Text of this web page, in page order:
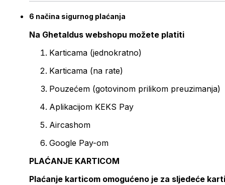
6 načina sigurnog plaćanja
Na Ghetaldus webshopu možete platiti
Karticama (jednokratno)
Karticama (na rate)
Pouzećem (gotovinom prilikom preuzimanja)
Aplikacijom KEKS Pay
Aircashom
Google Pay-om
PLAĆANJE KARTICOM
Plaćanje karticom omogućeno je za sljedeće